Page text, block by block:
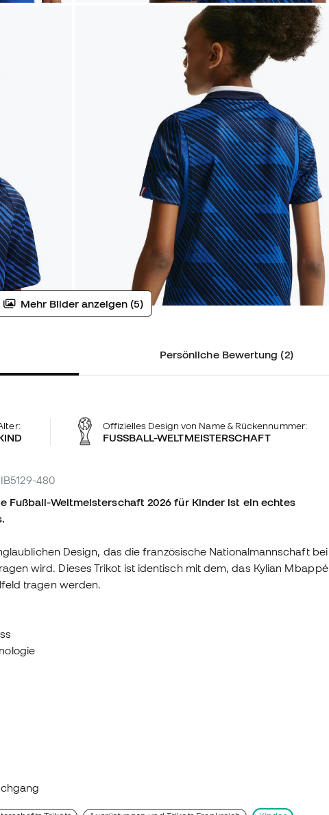
Mehr Bilder anzeigen (5)
Persönliche Bewertung (2)
Offizielles Design von Name & Rückennummer:
FUSSBALL-WELTMEISTERSCHAFT
480
Fußball-Weltmeisterschaft 2026 für Kinder ist ein echtes
Design, das die französische Nationalmannschaft bei
wird. Dieses Trikot ist identisch mit dem, das Kylian Mbappé
tragen werden.